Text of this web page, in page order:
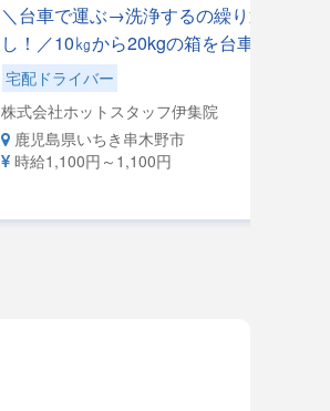
＼台車で運ぶ→洗浄するの繰り返
し！／10㎏から20kgの箱を台車に乗
せて移動＆使用した台車を高圧洗浄
機でピカピカに♪
宅配ドライバー
株式会社ホットスタッフ伊集院
鹿児島県いちき串木野市
時給1,100円～1,100円